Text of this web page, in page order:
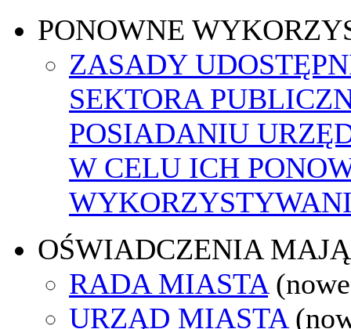
PONOWNE
ZASADY
SEKTORA
POSIADANIU
W CELU ICH
OŚWIADCZENIA
RADA MIASTA
URZĄD MIASTA